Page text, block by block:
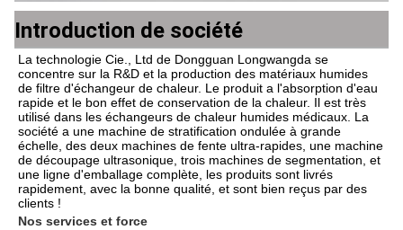
Introduction de société
La technologie Cie., Ltd de Dongguan Longwangda se
concentre sur la R&D et la production des matériaux humides
de filtre d'échangeur de chaleur. Le produit a l'absorption d'eau
rapide et le bon effet de conservation de la chaleur. Il est très
utilisé dans les échangeurs de chaleur humides médicaux. La
société a une machine de stratification ondulée à grande
échelle, des deux machines de fente ultra-rapides, une machine
de découpage ultrasonique, trois machines de segmentation, et
une ligne d'emballage complète, les produits sont livrés
rapidement, avec la bonne qualité, et sont bien reçus par des
clients !
Nos services et force